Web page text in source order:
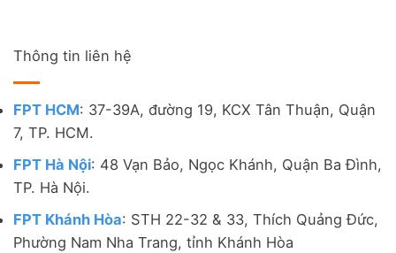
Thông tin liên hệ
FPT HCM: 37-39A, đường 19, KCX Tân Thuận, Quận
7, TP. HCM.
FPT Hà Nội: 48 Vạn Bảo, Ngọc Khánh, Quận Ba Đình,
TP. Hà Nội.
FPT Khánh Hòa: STH 22-32 & 33, Thích Quảng Đức,
Phường Nam Nha Trang, tỉnh Khánh Hòa